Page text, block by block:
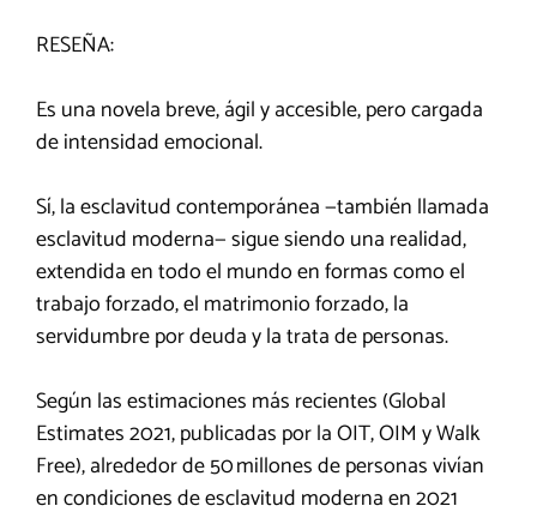
RESEÑA:
Es una novela breve, ágil y accesible, pero cargada
de intensidad emocional.
Sí, la esclavitud contemporánea —también llamada
esclavitud moderna— sigue siendo una realidad,
extendida en todo el mundo en formas como el
trabajo forzado, el matrimonio forzado, la
servidumbre por deuda y la trata de personas.
Según las estimaciones más recientes (Global
Estimates 2021, publicadas por la OIT, OIM y Walk
Free), alrededor de 50 millones de personas vivían
en condiciones de esclavitud moderna en 2021